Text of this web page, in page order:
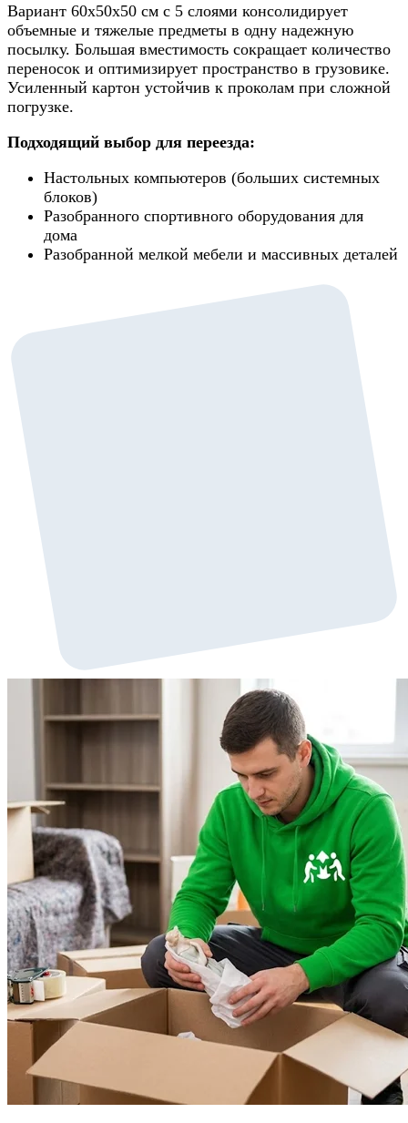
Вариант 60x50x50 см с 5 слоями консолидирует
объемные и тяжелые предметы в одну надежную
посылку. Большая вместимость сокращает количество
переносок и оптимизирует пространство в грузовике.
Усиленный картон устойчив к проколам при сложной
погрузке.
Подходящий выбор для переезда:
Настольных компьютеров (больших системных
блоков)
Разобранного спортивного оборудования для
дома
Разобранной мелкой мебели и массивных деталей